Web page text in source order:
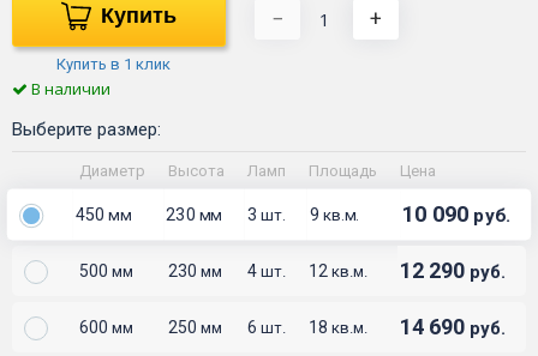
Купить
Купить в 1 клик
− +
В наличии
Выберите размер:
Диаметр Высота Ламп Площадь Цена
450мм 230 мм 3 шт. 9 кв.м. 10 090 руб.
500 мм 230 мм 4 шт. 12 кв.м. 12 290 руб.
600 мм 250 мм 6 шт. 18 кв.м. 14 690 руб.